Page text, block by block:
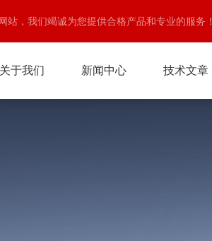
站，我们竭诚为您提供合格产品和专业的服务！
关于我们 新闻中心 技术文章